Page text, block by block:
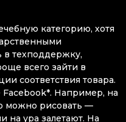
категорию, хотя
техподдержку,
всего зайти в
соответствия товара.
Например, на
можно рисовать —
на ура залетают. На